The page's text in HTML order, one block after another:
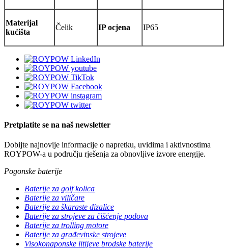
Materijal
kućišta
Čelik IP ocjena IP65
Pretplatite se na naš newsletter
Dobijte najnovije informacije o napretku, uvidima i aktivnostima
ROYPOW-a u području rješenja za obnovljive izvore energije.
Pogonske baterije
Baterije za golf kolica
Baterije za viličare
Baterije za škaraste dizalice
Baterije za strojeve za čišćenje podova
Baterije za trolling motore
Baterije za građevinske strojeve
Visokonaponske litijeve brodske baterije